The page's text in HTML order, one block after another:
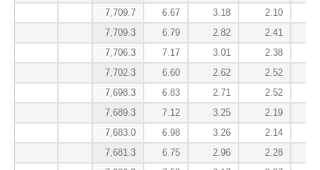
7,709.7
6.67 3.18 2.10
7,709.3
6.79 2.82 2.41
7,706.3
7.17 3.01 2.38
7,702.3
6.60 2.62 2.52
7,698.3
6.83 2.71 2.52
7,689.3
7.12 3.25 2.19
7,683.0
6.98 3.26 2.14
7,681.3
6.75 2.96 2.28